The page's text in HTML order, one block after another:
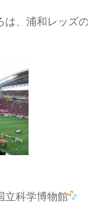
は、浦和レッズ
立科学博物館